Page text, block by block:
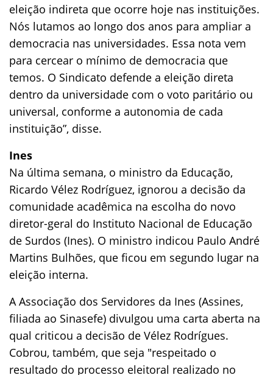
eleição indireta que ocorre hoje nas instituições.
Nós lutamos ao longo dos anos para ampliar a
democracia nas universidades. Essa nota vem
para cercear o mínimo de democracia que
temos. O Sindicato defende a eleição direta
dentro da universidade com o voto paritário ou
universal, conforme a autonomia de cada
instituição”, disse.
Ines
Na última semana, o ministro da Educação,
Ricardo Vélez Rodríguez, ignorou a decisão da
comunidade acadêmica na escolha do novo
diretor-geral do Instituto Nacional de Educação
de Surdos (Ines). O ministro indicou Paulo André
Martins Bulhões, que ficou em segundo lugar na
eleição interna.
A Associação dos Servidores da Ines (Assines,
filiada ao Sinasefe) divulgou uma carta aberta na
qual criticou a decisão de Vélez Rodrígues.
Cobrou, também, que seja "respeitado o
resultado do processo eleitoral realizado no